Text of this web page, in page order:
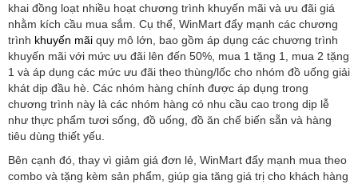
khai đồng loạt nhiều hoạt chương trình khuyến mãi và ưu đãi giá
nhằm kích cầu mua sắm. Cụ thể, WinMart đẩy mạnh các chương
trình khuyến mãi quy mô lớn, bao gồm áp dụng các chương trình
khuyến mãi với mức ưu đãi lên đến 50%, mua 1 tặng 1, mua 2 tặng
1 và áp dụng các mức ưu đãi theo thùng/lốc cho nhóm đồ uống giải
khát dịp đầu hè. Các nhóm hàng chính được áp dụng trong
chương trình này là các nhóm hàng có nhu cầu cao trong dịp lễ
như thực phẩm tươi sống, đồ uống, đồ ăn chế biến sẵn và hàng
tiêu dùng thiết yếu.
Bên cạnh đó, thay vì giảm giá đơn lẻ, WinMart đẩy mạnh mua theo
combo và tặng kèm sản phẩm, giúp gia tăng giá trị cho khách hàng